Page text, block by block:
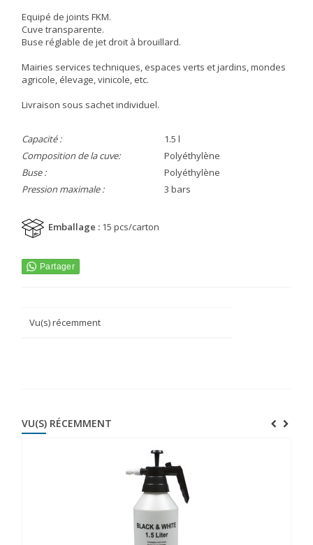
Equipé de joints FKM.
Cuve transparente.
Buse réglable de jet droit à brouillard.
Mairies services techniques, espaces verts et jardins, mondes
agricole, élevage, vinicole, etc.
Livraison sous sachet individuel.
Capacité :
1.5 l
Composition de la cuve:
Polyéthylène
Buse :
Polyéthylène
Pression maximale :
3 bars
Emballage : 15 pcs/carton
Vu(s) récemment
VU(S) RÉCEMMENT